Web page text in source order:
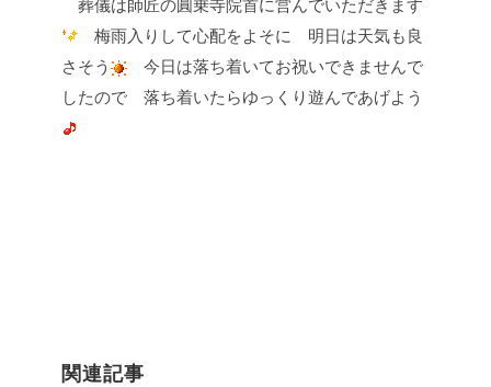
葬儀は師匠の圓乗寺院首に営んでいただきます
梅雨入りして心配をよそに
明日は天気も良
さそう
今日は落ち着いてお祝いできませんで
したので 落ち着いたらゆっくり遊んであげよう
関連記事